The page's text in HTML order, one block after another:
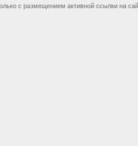
с размещением активной ссылки на